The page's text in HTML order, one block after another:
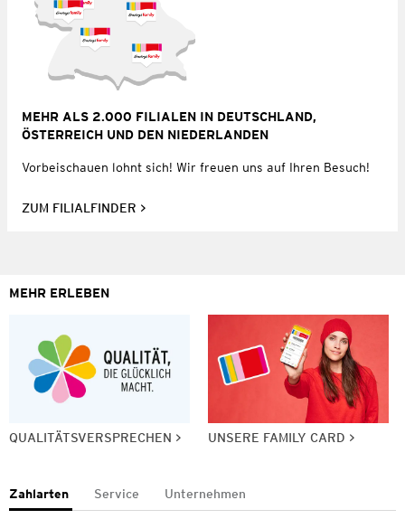
MEHR ALS 2.000 FILIALEN IN DEUTSCHLAND,
ÖSTERREICH UND DEN NIEDERLANDEN
Vorbeischauen lohnt sich! Wir freuen uns auf Ihren Besuch!
ZUM FILIALFINDER
MEHR ERLEBEN
QUALITÄTSVERSPRECHEN UNSERE FAMILY CARD
Zahlarten Service Unternehmen